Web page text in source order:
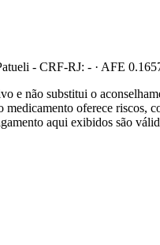
- CRF-RJ: - · AFE
não substitui o
oferece
aqui exibidos são